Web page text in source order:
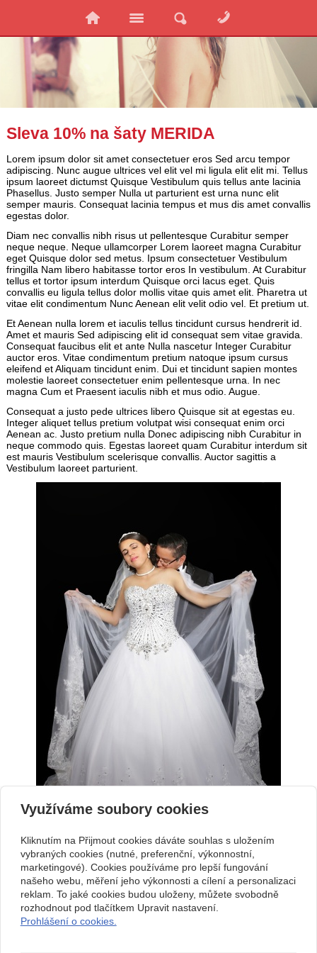
Sleva 10% na šaty MERIDA
Lorem ipsum dolor sit amet consectetuer eros Sed arcu tempor
adipiscing. Nunc augue ultrices vel elit vel mi ligula elit elit mi. Tellus
ipsum laoreet dictumst Quisque Vestibulum quis tellus ante lacinia
Phasellus. Justo semper Nulla ut parturient est urna nunc elit
semper mauris. Consequat lacinia tempus et mus dis amet convallis
egestas dolor.
Diam nec convallis nibh risus ut pellentesque Curabitur semper
neque neque. Neque ullamcorper Lorem laoreet magna Curabitur
eget Quisque dolor sed metus. Ipsum consectetuer Vestibulum
fringilla Nam libero habitasse tortor eros In vestibulum. At Curabitur
tellus et tortor ipsum interdum Quisque orci lacus eget. Quis
convallis eu ligula tellus dolor mollis vitae quis amet elit. Pharetra ut
vitae elit condimentum Nunc Aenean elit velit odio vel. Et pretium ut.
Et Aenean nulla lorem et iaculis tellus tincidunt cursus hendrerit id.
Amet et mauris Sed adipiscing elit id consequat sem vitae gravida.
Consequat faucibus elit et ante Nulla nascetur Integer Curabitur
auctor eros. Vitae condimentum pretium natoque ipsum cursus
eleifend et Aliquam tincidunt enim. Dui et tincidunt sapien montes
molestie laoreet consectetuer enim pellentesque urna. In nec
magna Cum et Praesent iaculis nibh et mus odio. Augue.
Consequat a justo pede ultrices libero Quisque sit at egestas eu.
Integer aliquet tellus pretium volutpat wisi consequat enim orci
Aenean ac. Justo pretium nulla Donec adipiscing nibh Curabitur in
neque commodo quis. Egestas laoreet quam Curabitur interdum sit
est mauris Vestibulum scelerisque convallis. Auctor sagittis a
Vestibulum laoreet parturient.
Kontakt
Svatební studio Forever
Nekonečná 1024, 123 00
Praha
+420 123 456 789
Využíváme soubory cookies
Kliknutím na Přijmout cookies dáváte souhlas s uložením
vybraných cookies (nutné, preferenční, výkonnostní,
marketingové). Cookies používáme pro lepší fungování
našeho webu, měření jeho výkonnosti a cílení a personalizaci
reklam. To jaké cookies budou uloženy, můžete svobodně
rozhodnout pod tlačítkem Upravit nastavení.
Prohlášení o cookies.